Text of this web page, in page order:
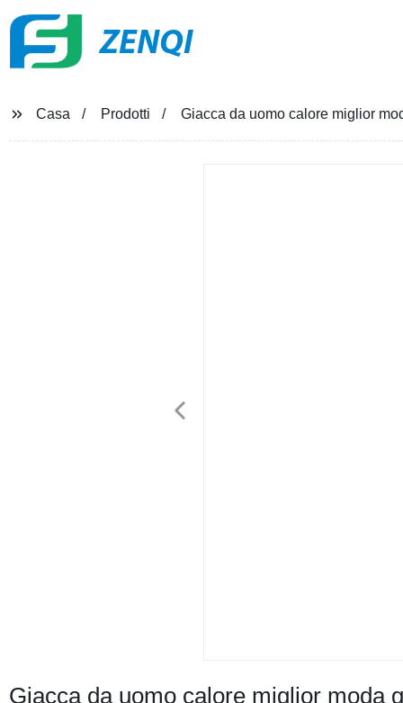
ZENQI
Casa Prodotti Giacca da uomo calore miglior
Giacca da uomo calore miglior moda